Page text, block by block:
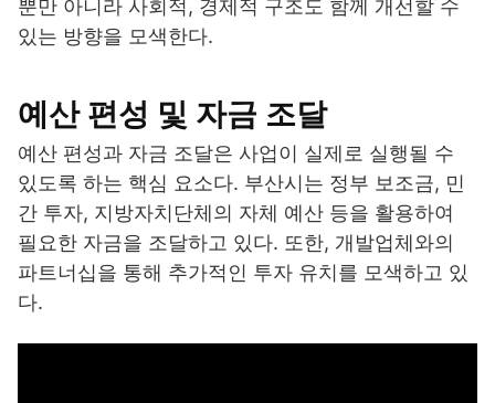
뿐만 아니라 사회적, 경제적 구조도 함께 개선할 수
있는 방향을 모색한다.
예산 편성 및 자금 조달
예산 편성과 자금 조달은 사업이 실제로 실행될 수
있도록 하는 핵심 요소다. 부산시는 정부 보조금, 민
간 투자, 지방자치단체의 자체 예산 등을 활용하여
필요한 자금을 조달하고 있다. 또한, 개발업체와의
파트너십을 통해 추가적인 투자 유치를 모색하고 있
다.